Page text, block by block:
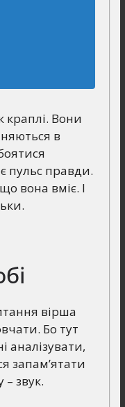
краплі. Вони
в
пульс правди.
вона вміє. І
вірша
Бо тут
аналізувати,
запам’ятати
– звук.